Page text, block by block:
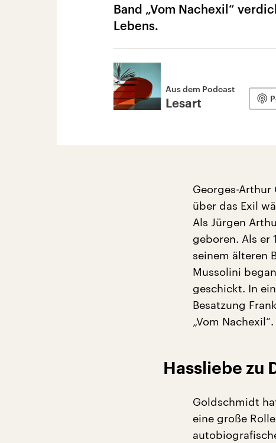
Band „Vom Nachexil“
Lebens.
Aus dem Podcast
Lesart
Georges-
über das Exil
Als Jürgen
geboren. Als er
seinem älteren
Mussolini
geschickt. In
Besatzung
„Vom Nachexil“.
Hassliebe zu
Goldschmidt
eine große